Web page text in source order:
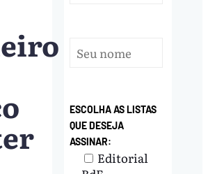
ESCOLHA AS LISTAS
QUE DESEJA
ASSINAR:
Editorial